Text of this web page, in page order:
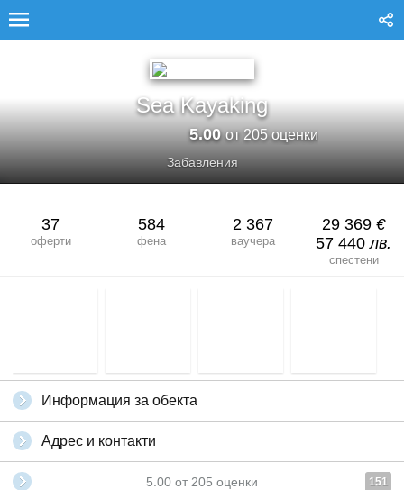
Sea Kayaking
5.00от 205 оценки
Забавления
37
оферти
584
фена
2 367
ваучера
29 369 €
57 440лв.
спестени
Информация за обекта
Адрес и контакти
5.00 от 205 оценки 151